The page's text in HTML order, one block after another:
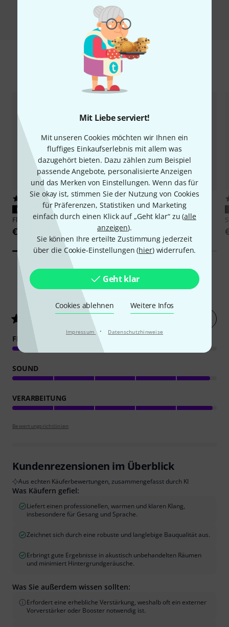
Mit Liebe serviert!
Mit unseren Cookies möchten wir Ihnen ein
fluffiges Einkaufserlebnis mit allem was
dazugehört bieten. Dazu zählen zum Beispiel
passende Angebote, personalisierte Anzeigen
und das Merken von Einstellungen. Wenn das für
Sie okay ist, stimmen Sie der Nutzung von Cookies
für Präferenzen, Statistiken und Marketing
einfach durch einen Klick auf „Geht klar“ zu (alle
anzeigen).
Sie können Ihre erteilte Zustimmung jederzeit
über die Cookie-Einstellungen (hier) widerrufen.
Geht klar
Cookies ablehnen Weitere Infos
Impressum · Datenschutzhinweise
Vergleichen
Zubehör & passende Artikel
39
PASST GARANTIERT
Flyht ProEVA Case SM7B
€ 29
4
PASST GARANTIERT
ShureBroadcast Boom Arm
€ 109
2093Kundenbewertungen
/ 5
FEATURES
SOUND
VERARBEITUNG
Bewertungsrichtlinien
Kundenrezensionen im Überblick
Aus echten Käuferbewertungen, zusammengefasst durch KI
Was Käufern gefiel:
Liefert einen professionellen, warmen und klaren Klang,
insbesondere für Gesang und Sprache.
Zeichnet sich durch eine robuste und langlebige Bauqualität aus.
Erbringt gute Ergebnisse in akustisch unbehandelten Räumen
und minimiert Hintergrundgeräusche.
Was Sie außerdem wissen sollten:
Erfordert eine erhebliche Verstärkung, weshalb oft ein externer
Vorverstärker oder Booster notwendig ist.